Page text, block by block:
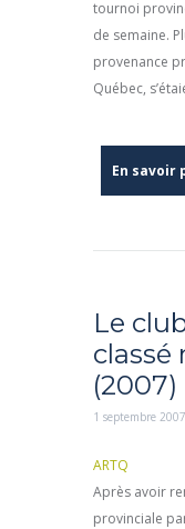
tournoi
de semaine.
provenance
Québec,
En savoir
Le
classé
(2007)
1 septembre 2007
ARTQ
Après avoir
provinciale